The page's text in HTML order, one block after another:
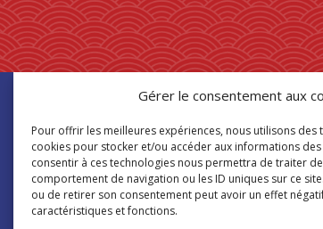
Gérer le consentement aux
Pour offrir les meilleures expériences, nous utilisons des
cookies pour stocker et/ou accéder aux informations
consentir à ces technologies nous permettra de traiter
comportement de navigation ou les ID uniques sur ce
ou de retirer son consentement peut avoir un effet
caractéristiques et fonctions.
Trouver mon
magasin Paris Store
Où nous trouver